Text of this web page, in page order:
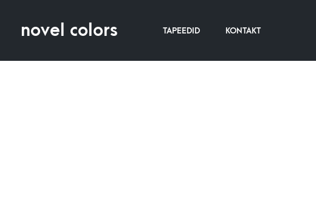
TAPEEDID KONTAKT
novel colors